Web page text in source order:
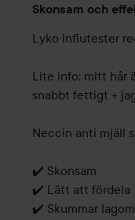
5
av
Skonsam och
Lyko influtester
Lite info: mitt hår
snabbt fettigt +
Neccin anti mjäll
✔️ Skonsam
✔️ Lätt att fördela
✔️ Skummar lagom